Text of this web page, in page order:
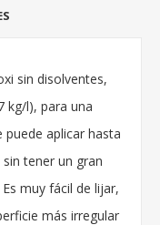
sin disolventes,
kg/l), para una
puede aplicar hasta
tener un gran
muy fácil de lijar,
más irregular